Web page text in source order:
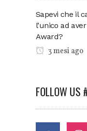
Sapevi che il
l’unico ad
Award?
3 mesi ago
FOLLOW US